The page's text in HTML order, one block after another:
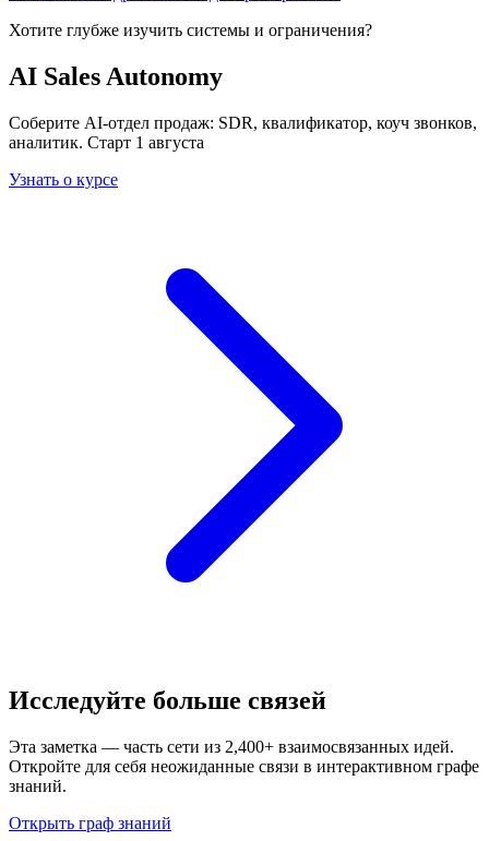
Хотите глубже изучить системы и ограничения?
AI Sales Autonomy
Соберите AI-отдел продаж: SDR, квалификатор, коуч звонков,
аналитик. Старт 1 августа
Узнать о курсе
Исследуйте больше связей
Эта заметка — часть сети из 2,400+ взаимосвязанных идей.
Откройте для себя неожиданные связи в интерактивном графе
знаний.
Открыть граф знаний